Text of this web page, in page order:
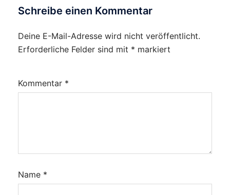
Schreibe einen Kommentar
Deine E-Mail-Adresse wird nicht veröffentlicht.
Erforderliche Felder sind mit * markiert
Kommentar *
Name *